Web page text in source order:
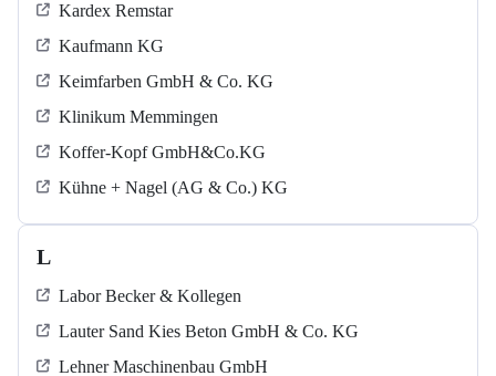
Kardex Remstar
Kaufmann KG
Keimfarben GmbH & Co. KG
Klinikum Memmingen
Koffer-Kopf GmbH&Co.KG
Kühne + Nagel (AG & Co.) KG
L
Labor Becker & Kollegen
Lauter Sand Kies Beton GmbH & Co. KG
Lehner Maschinenbau GmbH